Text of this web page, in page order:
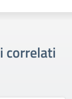
correlati